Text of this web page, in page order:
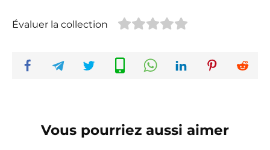
Évaluer la collection
Vous pourriez aussi aimer